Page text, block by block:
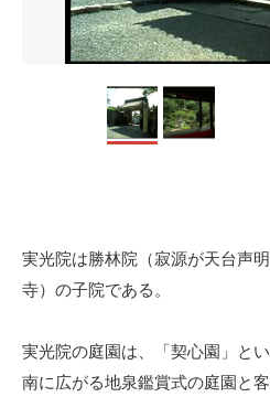
実光院は勝林院（寂源が天台声
寺）の子院である。
実光院の庭園は、「契心園」と
南に広がる地泉鑑賞式の庭園と